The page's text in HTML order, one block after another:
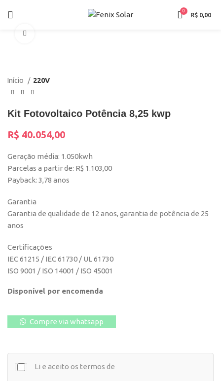
0
R$ 0,00
Início 220V
Kit Fotovoltaico Potência 8,25 kwp
R$ 40.054,00
Geração média: 1.050kwh
Parcelas a partir de: R$ 1.103,00
Payback: 3,78 anos
Garantia
Garantia de qualidade de 12 anos, garantia de potência de 25
anos
Certificações
IEC 61215 / IEC 61730 / UL 61730
ISO 9001 / ISO 14001 / ISO 45001
Disponível por encomenda
Compre via whatsapp
Li e aceito os termos de